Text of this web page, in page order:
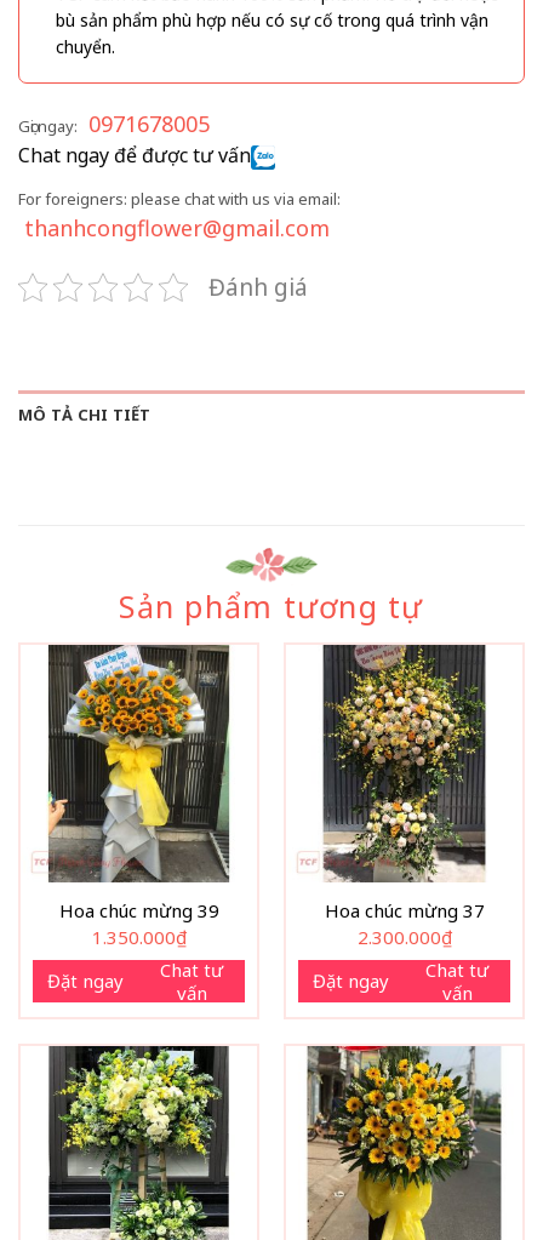
bù sản phẩm phù hợp nếu có sự cố trong quá trình vận
chuyển.
Gọi ngay: 0971678005
Chat ngay để được tư vấn
For foreigners: please chat with us via email:
thanhcongflower@gmail.com
Đánh giá
MÔ TẢ CHI TIẾT
Sản phẩm tương tự
Hoa chúc mừng 39
1.350.000₫
Đặt ngay
Chat tư
vấn
Hoa chúc mừng 37
2.300.000₫
Đặt ngay
Chat tư
vấn